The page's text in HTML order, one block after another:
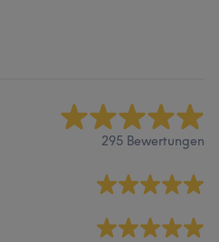
295 Bewertungen